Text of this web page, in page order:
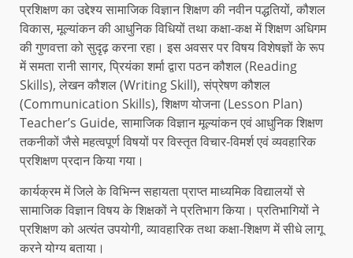
प्रशिक्षण का उद्देश्य सामाजिक विज्ञान शिक्षण की नवीन पद्धतियों, कौशल
विकास, मूल्यांकन की आधुनिक विधियों तथा कक्षा-कक्ष में शिक्षण अधिगम
की गुणवत्ता को सुदृढ़ करना रहा। इस अवसर पर विषय विशेषज्ञों के रूप
में समता रानी सागर, प्रियंका शर्मा द्वारा पठन कौशल (Reading
Skills), लेखन कौशल (Writing Skill), संप्रेषण कौशल
(Communication Skills), शिक्षण योजना (Lesson Plan)
Teacher’s Guide, सामाजिक विज्ञान मूल्यांकन एवं आधुनिक शिक्षण
तकनीकों जैसे महत्वपूर्ण विषयों पर विस्तृत विचार-विमर्श एवं व्यवहारिक
प्रशिक्षण प्रदान किया गया।
कार्यक्रम में जिले के विभिन्न सहायता प्राप्त माध्यमिक विद्यालयों से
सामाजिक विज्ञान विषय के शिक्षकों ने प्रतिभाग किया। प्रतिभागियों ने
प्रशिक्षण को अत्यंत उपयोगी, व्यावहारिक तथा कक्षा-शिक्षण में सीधे लागू
करने योग्य बताया।